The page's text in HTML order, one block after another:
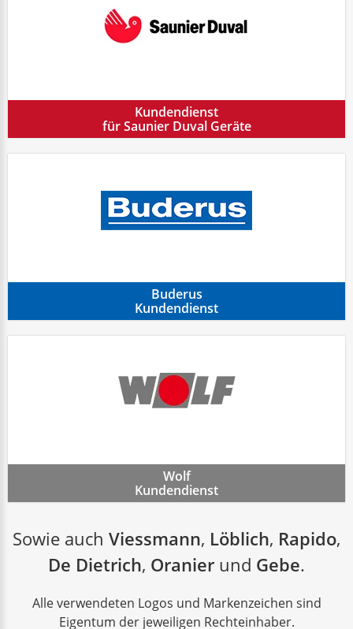
Kundendienst
für Saunier Duval Geräte
Buderus
Kundendienst
Wolf
Kundendienst
Sowie auch Viessmann, Löblich, Rapido,
De Dietrich, Oranier und Gebe.
Alle verwendeten Logos und Markenzeichen sind
Eigentum der jeweiligen Rechteinhaber.